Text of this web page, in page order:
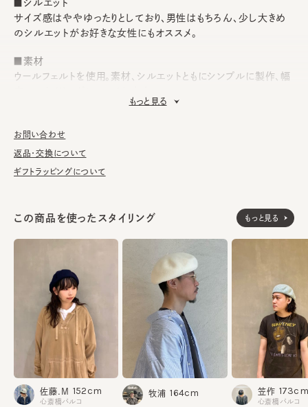
■シルエット
サイズ感はややゆったりとしており、男性はもちろん、少し大きめ
のシルエットがお好きな女性にもオススメ。
■素材
ウールフェルトを使用。素材、シルエットともにシンプルに製作、幅
洗濯不可。汚れにつきましては、消臭・抗菌用のスプレーや、帽子
が汚れてしまう前の対策として、汗止めのハットライナーのお勧め
まっすぐ引き出してください。逆向きに引っ張るとスベリを破損する
可能性がございます。）
ウール100%
生産国 made in JAPAN
もっと見る
お問い合わせ
返品・交換について
ギフトラッピングについて
この商品を使ったスタイリング もっと見る
佐藤.M 152cm
心斎橋パルコ
牧浦 164cm 笠作 173cm
心斎橋パルコ